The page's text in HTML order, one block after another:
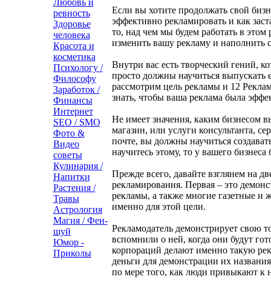
Любовь и
ревность
Здоровье
человека
Красота и
косметика
Психологу /
Философу
Заработок /
Финансы
Интернет
SEO / SMO
Фото &
Видео
советы
Кулинария /
Напитки
Растения /
Травы
Астрология
Магия / Фен-
шуй
Юмор -
Приколы
Если вы хотите продолжать свой
эффективно рекламировать и как
то, над чем мы будем работать в этом
изменить вашу рекламу и наполнить
Внутри вас есть творческий гений,
просто должны научиться
рассмотрим цель рекламы и 12
знать, чтобы ваша реклама была
Не имеет значения, каким бизнесом
магазин, или услуги консультанта,
почте, вы должны научиться
научитесь этому, то у вашего
Прежде всего, давайте взглянем на
рекламирования. Первая – это
рекламы, а также многие газетные и
именно для этой цели.
Рекламодатель демонстрирует свою
вспомнили о ней, когда они будут
корпораций делают именно такую
деньги для демонстрации их
по мере того, как люди привыкают к